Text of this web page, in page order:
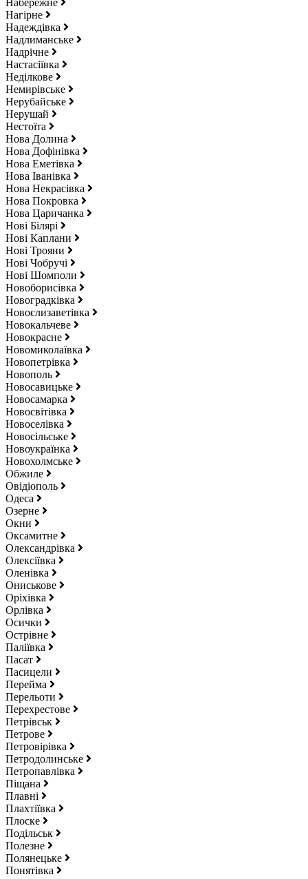
Нагірне
Надеждівка
Надлиманське
Надрічне
Настасіївка
Неділкове
Немирівське
Нерубайське
Нерушай
Нестоїта
Нова Долина
Нова Дофінівка
Нова Еметівка
Нова Іванівка
Нова Некрасівка
Нова Покровка
Нова Царичанка
Нові Білярі
Нові Каплани
Нові Трояни
Нові Чобручі
Нові Шомполи
Новоборисівка
Новоградківка
Новоєлизаветівка
Новокальчеве
Новокрасне
Новомиколаївка
Новопетрівка
Новополь
Новосавицьке
Новосамарка
Новосвітівка
Новоселівка
Новосільське
Новоукраїнка
Новохолмське
Обжиле
Овідіополь
Одеса
Озерне
Окни
Оксамитне
Олександрівка
Олексіївка
Оленівка
Ониськове
Оріхівка
Орлівка
Осички
Острівне
Паліївка
Пасат
Пасицели
Перейма
Перельоти
Перехрестове
Петрівськ
Петрове
Петровірівка
Петродолинське
Петропавлівка
Піщана
Плавні
Плахтіївка
Плоске
Подільськ
Полезне
Полянецьке
Понятівка